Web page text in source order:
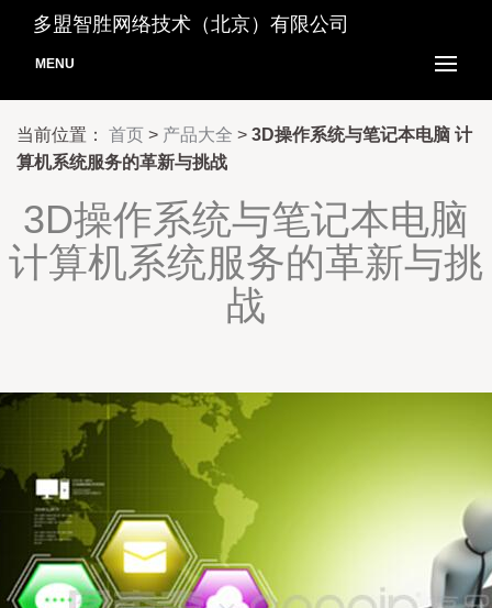
多盟智胜网络技术（北京）有限公司
MENU
当前位置： 首页 > 产品大全 > 3D操作系统与笔记本电脑 计
算机系统服务的革新与挑战
3D操作系统与笔记本电脑
计算机系统服务的革新与挑
战